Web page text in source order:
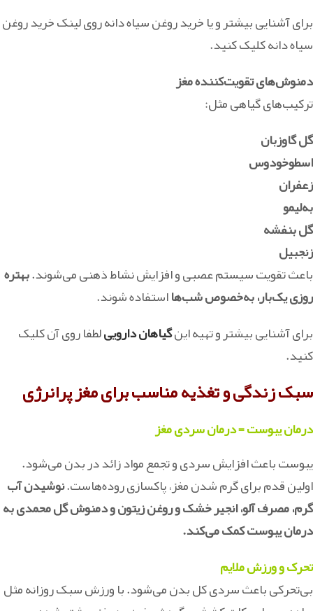
برای آشنایی بیشتر و یا خرید روغن سیاه دانه روی لینک خرید روغن
سیاه دانه کلیک کنید.
دمنوش‌های تقویت‌کننده مغز
ترکیب‌های گیاهی مثل:
گل گاوزبان
اسطوخودوس
زعفران
به‌لیمو
گل بنفشه
زنجبیل
باعث تقویت سیستم عصبی و افزایش نشاط ذهنی می‌شوند.بهتره
روزی یک‌بار، به‌خصوص شب‌هااستفاده شوند.
برای آشنایی بیشتر و تهیه اینگیاهان داروییلطفا روی آن کلیک
کنید.
سبک زندگی و تغذیه مناسب برای مغز پرانرژی
درمان یبوست = درمان سردی مغز
یبوست باعث افزایش سردی و تجمع مواد زائد در بدن می‌شود.
اولین قدم برای گرم شدن مغز، پاکسازی روده‌هاست.نوشیدن آب
گرم، مصرف آلو، انجیر خشک و روغن زیتون و دمنوش گل محمدی به
درمان یبوست کمک می‌کند.
تحرک و ورزش ملایم
بی‌تحرکی باعث سردی کل بدن می‌شود. با ورزش سبک روزانه مثل